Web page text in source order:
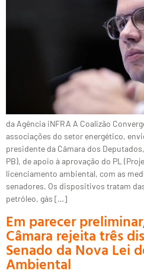
da Agência iNFRA A Coalizão
associações do setor energético,
presidente da Câmara dos
PB), de apoio à aprovação do PL
licenciamento ambiental, com as
senadores. Os dispositivos tratam
petróleo, gás […]
Em parecer
Câmara rejeita três
Senado da Nova Lei
Ambiental